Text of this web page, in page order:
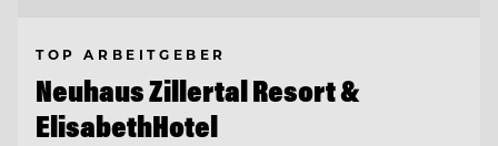
TOP ARBEITGEBER
Neuhaus Zillertal Resort &
ElisabethHotel